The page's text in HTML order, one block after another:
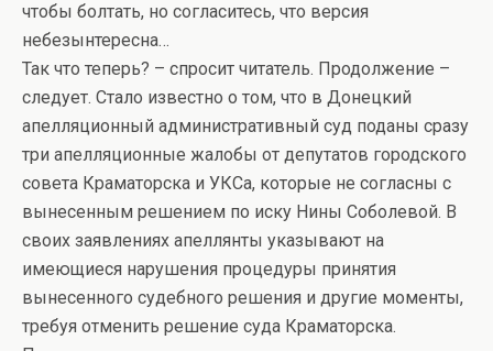
чтобы болтать, но согласитесь, что версия
небезынтересна…
Так что теперь? – спросит читатель. Продолжение –
следует. Стало известно о том, что в Донецкий
апелляционный административный суд поданы сразу
три апелляционные жалобы от депутатов городского
совета Краматорска и УКСа, которые не согласны с
вынесенным решением по иску Нины Соболевой. В
своих заявлениях апеллянты указывают на
имеющиеся нарушения процедуры принятия
вынесенного судебного решения и другие моменты,
требуя отменить решение суда Краматорска.